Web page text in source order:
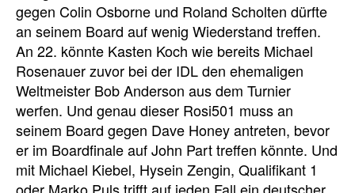
gegen Colin Osborne und Roland Scholten dürfte
an seinem Board auf wenig Wiederstand treffen.
An 22. könnte Kasten Koch wie bereits Michael
Rosenauer zuvor bei der IDL den ehemaligen
Weltmeister Bob Anderson aus dem Turnier
werfen. Und genau dieser Rosi501 muss an
seinem Board gegen Dave Honey antreten, bevor
er im Boardfinale auf John Part treffen könnte. Und
mit Michael Kiebel, Hysein Zengin, Qualifikant 1